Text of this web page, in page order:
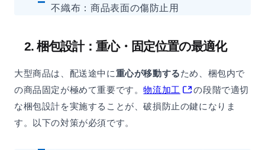
不織布：商品表面の傷防止用
2. 梱包設計：重心・固定位置の最適化
大型商品は、配送途中に重心が移動するため、梱包内で
の商品固定が極めて重要です。物流加工
の段階で適切
な梱包設計を実施することが、破損防止の鍵になりま
す。以下の対策が必須です。